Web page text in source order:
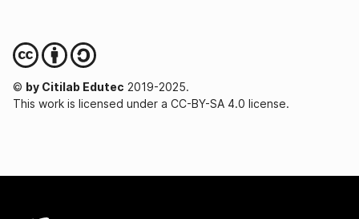
© by Citilab Edutec 2019-2025.
This work is licensed under a CC-BY-SA 4.0 license.